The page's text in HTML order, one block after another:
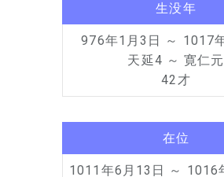
生没年
976年1月3日 ～ 1017
天延4 ～ 寛仁元
42才
在位
1011年6月13日 ～ 1016